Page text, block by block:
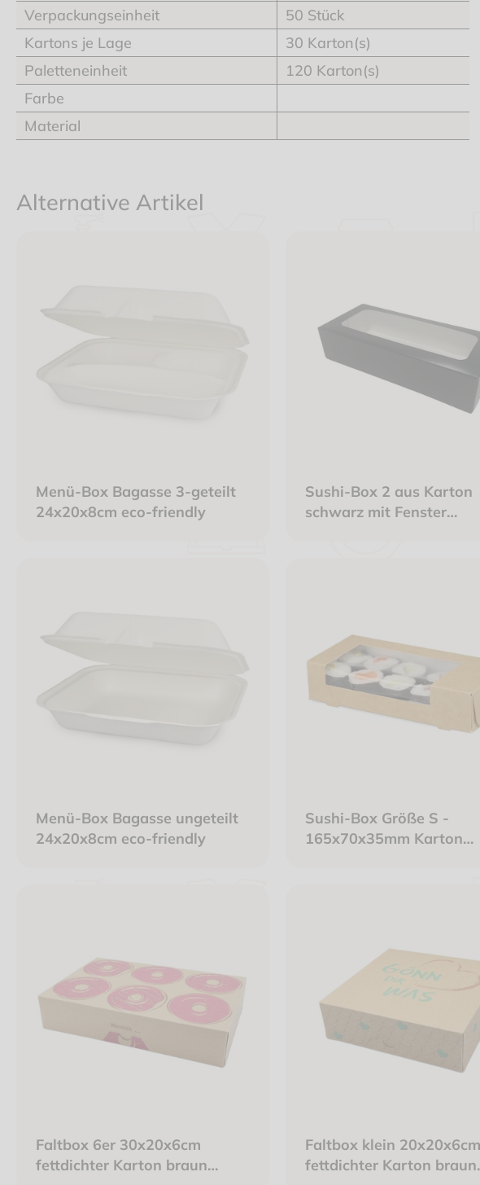
Verpackungseinheit
50 Stück
Kartons je Lage
30 Karton(s)
Paletteneinheit
120 Karton(s)
Farbe
Material
Alternative Artikel
Menü-Box Bagasse 3-geteilt
24x20x8cm eco-friendly
Sushi-Box 2 aus Karton
schwarz mit Fenster
Menü-Box Bagasse ungeteilt
24x20x8cm eco-friendly
Sushi-Box Größe S -
165x70x35mm Karton
Faltbox 6er 30x20x6cm
fettdichter Karton braun
Faltbox klein 20x20x6cm
fettdichter Karton braun